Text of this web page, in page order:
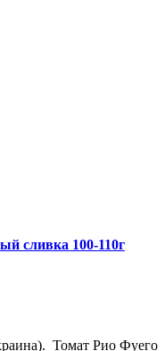
сливка 100-110г
Томат Рио Фуего